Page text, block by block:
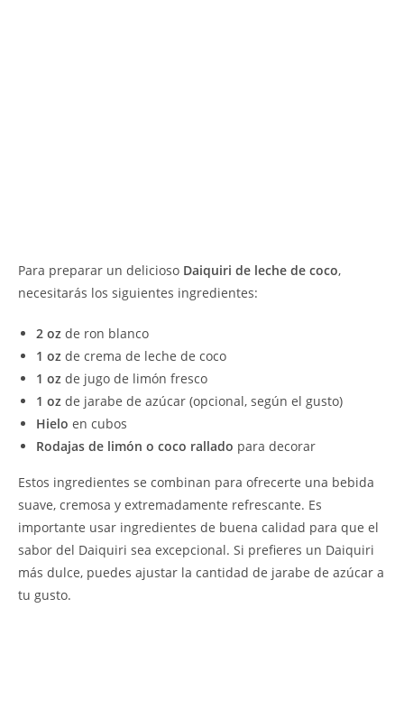
Para preparar un delicioso Daiquiri de leche de coco,
necesitarás los siguientes ingredientes:
2 oz de ron blanco
1 oz de crema de leche de coco
1 oz de jugo de limón fresco
1 oz de jarabe de azúcar (opcional, según el gusto)
Hielo en cubos
Rodajas de limón o coco rallado para decorar
Estos ingredientes se combinan para ofrecerte una bebida
suave, cremosa y extremadamente refrescante. Es
importante usar ingredientes de buena calidad para que el
sabor del Daiquiri sea excepcional. Si prefieres un Daiquiri
más dulce, puedes ajustar la cantidad de jarabe de azúcar a
tu gusto.